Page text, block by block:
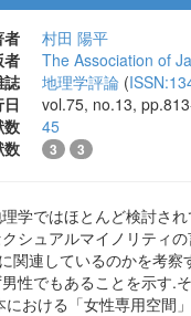
者
村田 陽平
者
The Association of
誌
地理学評論 (
vol.75, no.13,
数
45
数
3 3
学ではほとんど検討さ
シュアルマイノリティ
関連しているのかを考
性でもあることを示す.
おける「女性専用空間